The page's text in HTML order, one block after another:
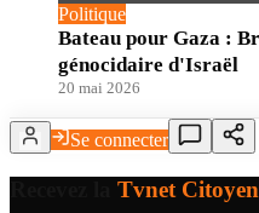
Politique
Bateau pour Gaza :
génocidaire d'Israël
20 mai 2026
Se connecter
Tvnet